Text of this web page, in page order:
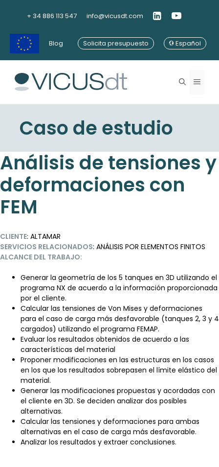
+ 34 886 113 547 info@vicusdt.com
Blog Solicita presupuesto Español
Menú
Caso de estudio
Análisis de tensiones y
deformaciones con
FEM
CLIENTE: ALTAMAR
SERVICIOS RELACIONADOS: ANÁLISIS POR ELEMENTOS FINITOS
ALCANCE DEL TRABAJO:
Generar la geometría de los 5 tanques en 3D utilizando el
programa NX de acuerdo a la información proporcionada
por el cliente.
Calcular las tensiones de Von Mises y deformaciones
para el caso de carga más desfavorable (tanques 2, 3 y 4
cargados) utilizando el programa FEMAP.
Evaluar los resultados obtenidos de acuerdo a las
características del material
Proponer modificaciones en las estructuras en los casos
en los que los resultados sobrepasen el límite elástico del
material.
Generar las modificaciones propuestas y acordadas con
el cliente en 3D. Se deciden analizar dos posibles
alternativas.
Calcular las tensiones y deformaciones para ambas
alternativas en el caso de carga más desfavorable.
Analizar los resultados y extraer conclusiones.